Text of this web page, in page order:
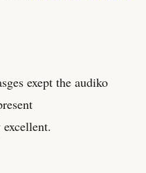
exept the audiko